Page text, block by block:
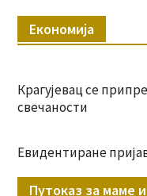
Економија
Крагујевац се
свечаности
Евидентиране
Путоказ за маме